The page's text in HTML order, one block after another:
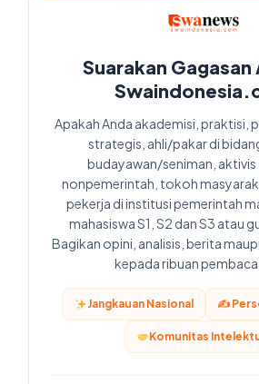
Suarakan Gagasan
Apakah Anda akademisi, praktisi,
strategis, ahli/pakar di
budayawan/seniman, aktivis
nonpemerintah, tokoh
pekerja di institusi pemerintah
mahasiswa S1, S2 dan S3 atau
Bagikan opini, analisis, berita
kepada ribuan pembaca
Jangkauan Nasional ✍️
Komunitas